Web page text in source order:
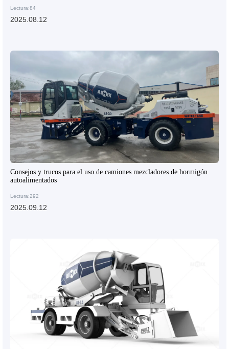
Lectura:84
2025.08.12
Consejos y trucos para el uso de camiones mezcladores de hormigón
autoalimentados
Lectura:292
2025.09.12